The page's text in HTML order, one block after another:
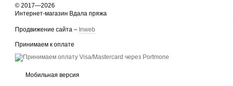
© 2017—2026
Интернет-магазин Вдала пряжа
Продвижение сайта – Inweb
Принимаем к оплате
Мобильная версия